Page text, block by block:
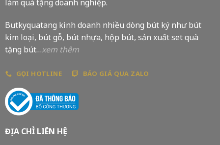
làm quà tặng doanh nghiệp.
Butkyquatang kinh doanh nhiều dòng bút ký như bút
kim loại, bút gỗ, bút nhựa, hộp bút, sản xuất set quà
tặng bút…xem thêm
GỌI HOTLINE BÁO GIÁ QUA ZALO
ĐỊA CHỈ LIÊN HỆ